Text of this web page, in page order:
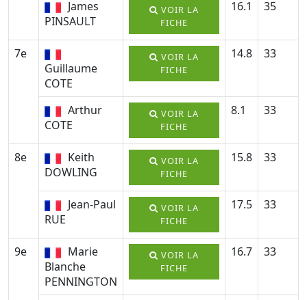
James
PINSAULT
VOIR LA
FICHE
16.1 35
7e
Guillaume
COTE
VOIR LA
FICHE
14.8 33
Arthur
COTE
VOIR LA
FICHE
8.1 33
8e
Keith
DOWLING
VOIR LA
FICHE
15.8 33
Jean-Paul
RUE
VOIR LA
FICHE
17.5 33
9e
Marie
Blanche
PENNINGTON
VOIR LA
FICHE
16.7 33